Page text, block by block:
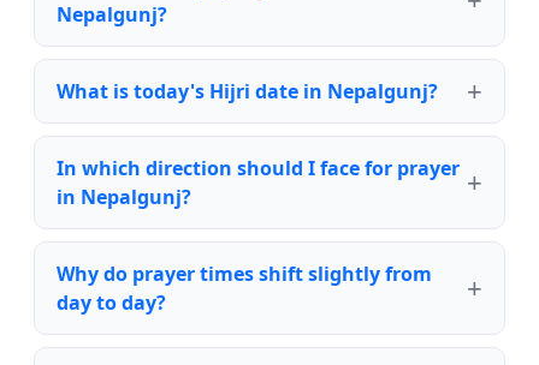
Nepalgunj?
What is today's Hijri date in Nepalgunj?
In which direction should I face for prayer
in Nepalgunj?
Why do prayer times shift slightly from
day to day?